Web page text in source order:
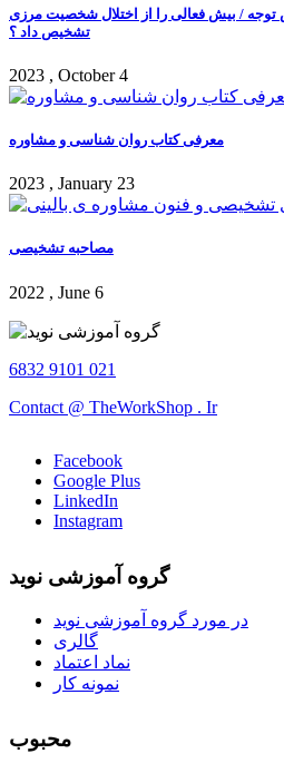
توجه / بیش فعالی را از اختلال شخصیت مرزی
تشخیص داد ؟
2023 , October 4
معرفی کتاب روان شناسی و مشاوره
2023 , January 23
مصاحبه تشخیصی
2022 , June 6
6832 9101 021
Contact @ TheWorkShop . Ir
Facebook
Google Plus
LinkedIn
Instagram
گروه آموزشی نوید
در مورد گروه آموزشی نوید
گالری
نماد اعتماد
نمونه کار
محبوب